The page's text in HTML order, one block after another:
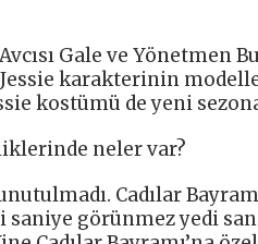
Gale ve Yönetmen
karakterinin
kostümü de yeni
neler var?
Cadılar
saniye görünmez yedi